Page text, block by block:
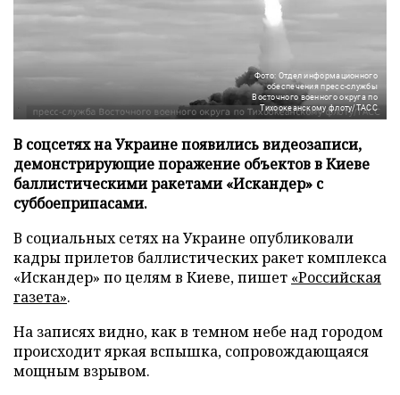
Фото: Отдел информационного
обеспечения пресс-службы
Восточного военного округа по
Тихоокеанскому флоту/ТАСС
В соцсетях на Украине появились видеозаписи,
демонстрирующие поражение объектов в Киеве
баллистическими ракетами «Искандер» с
суббоеприпасами.
В социальных сетях на Украине опубликовали
кадры прилетов баллистических ракет комплекса
«Искандер» по целям в Киеве, пишет «Российская
газета».
На записях видно, как в темном небе над городом
происходит яркая вспышка, сопровождающаяся
мощным взрывом.